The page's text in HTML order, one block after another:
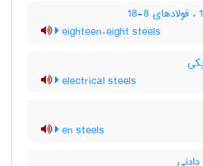
eighteen-eight steels
electrical steels
en steels